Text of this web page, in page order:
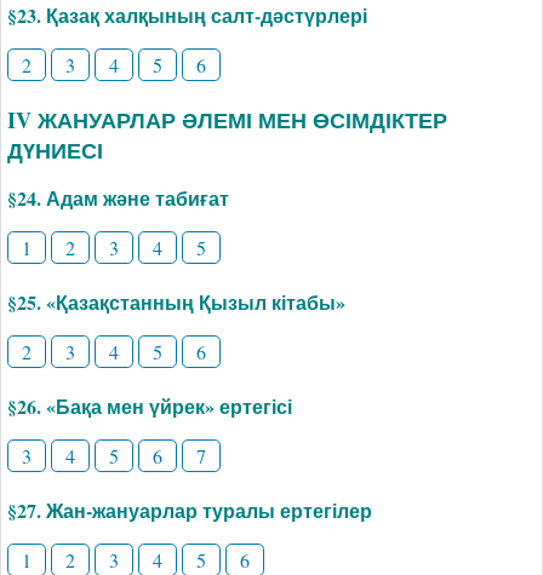
§23. Қазақ халқының салт-дәстүрлері
2 3 4 5 6
IV ЖАНУАРЛАР ӘЛЕМІ МЕН ӨСІМДІКТЕР
ДҮНИЕСІ
§24. Адам және табиғат
1 2 3 4 5
§25. «Қазақстанның Қызыл кітабы»
2 3 4 5 6
§26. «Бақа мен үйрек» ертегісі
3 4 5 6 7
§27. Жан-жануарлар туралы ертегілер
1 2 3 4 5 6